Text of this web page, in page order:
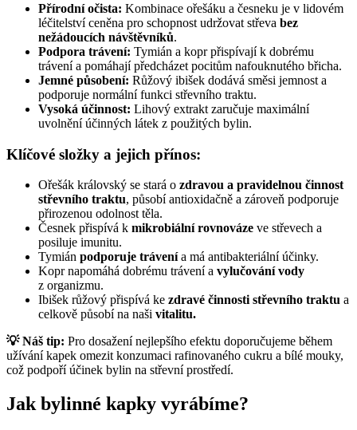
Přírodní očista: Kombinace ořešáku a česneku je v lidovém
léčitelství ceněna pro schopnost udržovat střeva bez
nežádoucích návštěvníků.
Podpora trávení: Tymián a kopr přispívají k dobrému
trávení a pomáhají předcházet pocitům nafouknutého břicha.
Jemné působení: Růžový ibišek dodává směsi jemnost a
podporuje normální funkci střevního traktu.
Vysoká účinnost: Lihový extrakt zaručuje maximální
uvolnění účinných látek z použitých bylin.
Klíčové složky a jejich přínos:
Ořešák královský se stará o zdravou a pravidelnou činnost
střevního traktu, působí antioxidačně a zároveň podporuje
přirozenou odolnost těla.
Česnek přispívá k mikrobiální rovnováze ve střevech a
posiluje imunitu.
Tymián podporuje trávenía má antibakteriální účinky.
Kopr napomáhá dobrému trávení a vylučování vody
z organizmu.
Ibišek růžový přispívá ke zdravé činnosti střevního traktu a
celkově působí na naši vitalitu.
💡 Náš tip: Pro dosažení nejlepšího efektu doporučujeme během
užívání kapek omezit konzumaci rafinovaného cukru a bílé mouky,
což podpoří účinek bylin na střevní prostředí.
Jak bylinné kapky vyrábíme?